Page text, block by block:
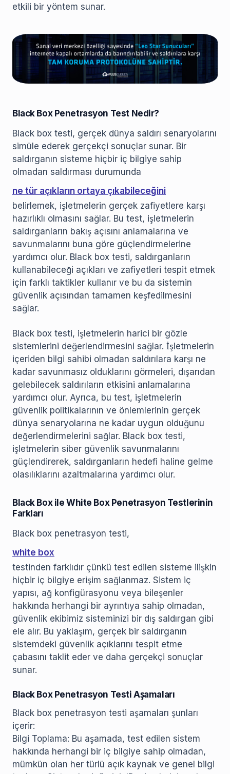
etkili bir yöntem sunar.
Black Box Penetrasyon Test Nedir?
Black box testi, gerçek dünya saldırı senaryolarını
simüle ederek gerçekçi sonuçlar sunar. Bir
saldırganın sisteme hiçbir iç bilgiye sahip
olmadan saldırması durumunda
ne tür açıkların ortaya çıkabileceğini
belirlemek, işletmelerin gerçek zafiyetlere karşı
hazırlıklı olmasını sağlar. Bu test, işletmelerin
saldırganların bakış açısını anlamalarına ve
savunmalarını buna göre güçlendirmelerine
yardımcı olur. Black box testi, saldırganların
kullanabileceği açıkları ve zafiyetleri tespit etmek
için farklı taktikler kullanır ve bu da sistemin
güvenlik açısından tamamen keşfedilmesini
sağlar.
Black box testi, işletmelerin harici bir gözle
sistemlerini değerlendirmesini sağlar. İşletmelerin
içeriden bilgi sahibi olmadan saldırılara karşı ne
kadar savunmasız olduklarını görmeleri, dışarıdan
gelebilecek saldırıların etkisini anlamalarına
yardımcı olur. Ayrıca, bu test, işletmelerin
güvenlik politikalarının ve önlemlerinin gerçek
dünya senaryolarına ne kadar uygun olduğunu
değerlendirmelerini sağlar. Black box testi,
işletmelerin siber güvenlik savunmalarını
güçlendirerek, saldırganların hedefi haline gelme
olasılıklarını azaltmalarına yardımcı olur.
Black Box ile White Box Penetrasyon Testlerinin
Farkları
Black box penetrasyon testi,
white box
testinden farklıdır çünkü test edilen sisteme ilişkin
hiçbir iç bilgiye erişim sağlanmaz. Sistem iç
yapısı, ağ konfigürasyonu veya bileşenler
hakkında herhangi bir ayrıntıya sahip olmadan,
güvenlik ekibimiz sisteminizi bir dış saldırgan gibi
ele alır. Bu yaklaşım, gerçek bir saldırganın
sistemdeki güvenlik açıklarını tespit etme
çabasını taklit eder ve daha gerçekçi sonuçlar
sunar.
Black Box Penetrasyon Testi Aşamaları
Black box penetrasyon testi aşamaları şunları
içerir:
Bilgi Toplama: Bu aşamada, test edilen sistem
hakkında herhangi bir iç bilgiye sahip olmadan,
mümkün olan her türlü açık kaynak ve genel bilgi